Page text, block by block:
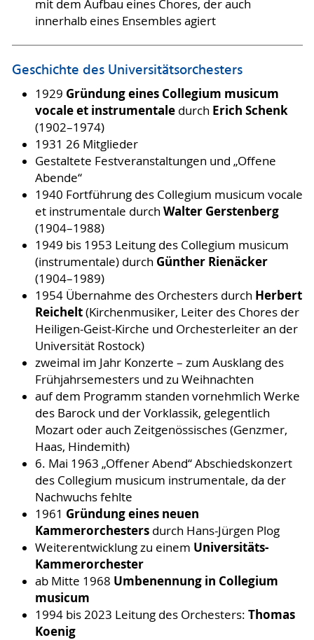
mit dem Aufbau eines Chores, der auch
innerhalb eines Ensembles agiert
Geschichte des Universitätsorchesters
1929 Gründung eines Collegium musicum
vocale et instrumentaledurch Erich Schenk
(1902–1974)
1931 26 Mitglieder
Gestaltete Festveranstaltungen und „Offene
Abende“
1940 Fortführung des Collegium musicum vocale
et instrumentale durch Walter Gerstenberg
(1904–1988)
1949 bis 1953 Leitung des Collegium musicum
(instrumentale) durch Günther Rienäcker
(1904–1989)
1954 Übernahme des Orchesters durch Herbert
Reichelt(Kirchenmusiker, Leiter des Chores der
Heiligen-Geist-Kirche und Orchesterleiter an der
Universität Rostock)
zweimal im Jahr Konzerte – zum Ausklang des
Frühjahrsemesters und zu Weihnachten
auf dem Programm standen vornehmlich Werke
des Barock und der Vorklassik, gelegentlich
Mozart oder auch Zeitgenössisches (Genzmer,
Haas, Hindemith)
6. Mai 1963 „Offener Abend“ Abschiedskonzert
des Collegium musicum instrumentale, da der
Nachwuchs fehlte
1961 Gründung eines neuen
Kammerorchestersdurch Hans-Jürgen Plog
Weiterentwicklung zu einem Universitäts-
Kammerorchester
ab Mitte 1968 Umbenennung in Collegium
musicum
1994 bis 2023 Leitung des Orchesters: Thomas
Koenig